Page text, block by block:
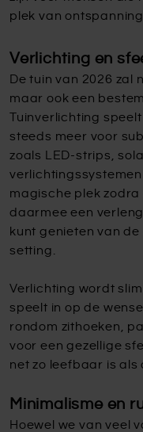
plek van ontspanning
Verlichting en
De tuin van 2026 zal
maar ook een
Tuinverlichting
steeds meer voor
zoals LED-strips,
magische plek
daarmee een
kunt genieten van
setting.
Verlichting wordt
speelt in op de
rondom zithoeken,
voor een gezellige
net zo leefbaar is als
Minimalisme en
Hoewel we van veel